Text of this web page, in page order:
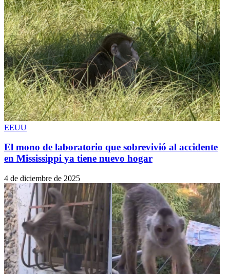
EEUU
El mono de laboratorio que sobrevivió al accidente
en Mississippi ya tiene nuevo hogar
4 de diciembre de 2025